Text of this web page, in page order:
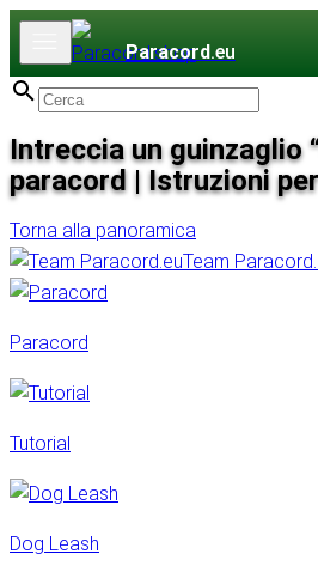
Paracord.eu
Intreccia un guinzaglio
paracord | Istruzioni
Torna alla panoramica
Team
Paracord
Tutorial
Dog Leash